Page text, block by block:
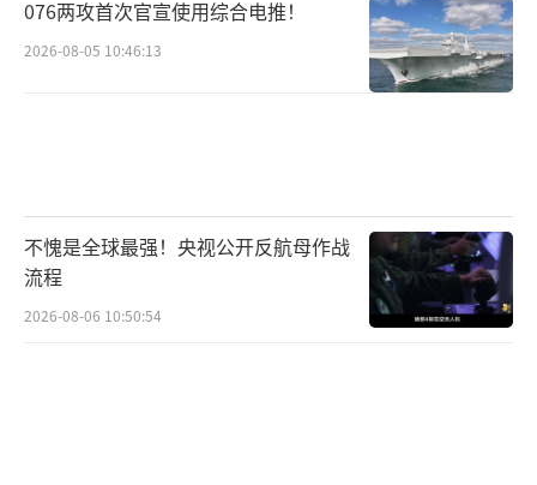
076两攻首次官宣使用综合电推！
2026-08-05 10:46:13
不愧是全球最强！央视公开反航母作战
流程
2026-08-06 10:50:54